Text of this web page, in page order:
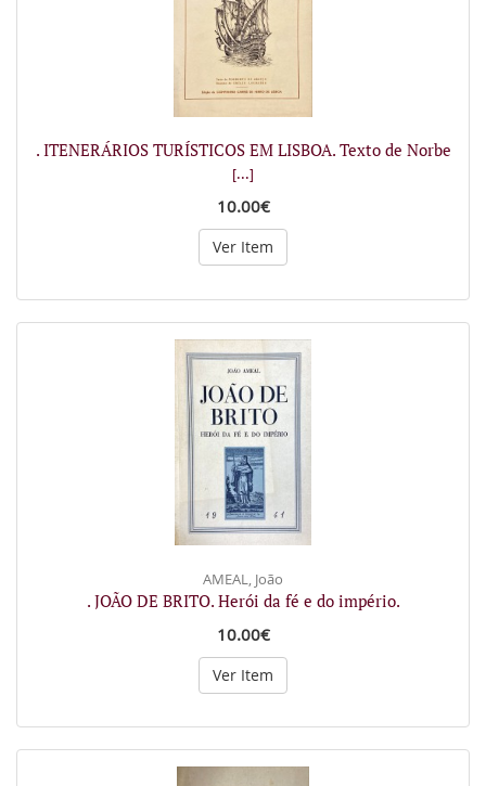
. ITENERÁRIOS TURÍSTICOS EM LISBOA. Texto de Norbe
[...]
10.00€
Ver Item
AMEAL, João
. JOÃO DE BRITO. Herói da fé e do império.
10.00€
Ver Item